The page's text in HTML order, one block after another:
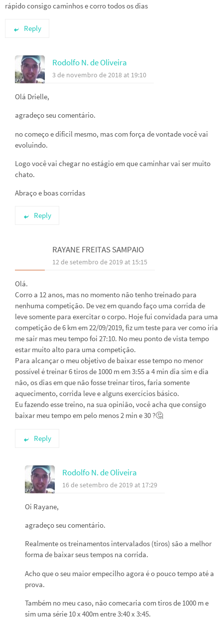
rápido consigo caminhos e corro todos os dias
Reply
Rodolfo N. de Oliveira
3 de novembro de 2018 at 19:10
Olá Drielle,
agradeço seu comentário.
no começo e dificil mesmo, mas com força de vontade você vai
evoluindo.
Logo você vai chegar no estágio em que caminhar vai ser muito
chato.
Abraço e boas corridas
Reply
RAYANE FREITAS SAMPAIO
12 de setembro de 2019 at 15:15
Olá.
Corro a 12 anos, mas no momento não tenho treinado para
nenhuma competição. De vez em quando faço uma corrida de
leve somente para exercitar o corpo. Hoje fui convidada para uma
competição de 6 km em 22/09/2019, fiz um teste para ver como iria
me sair mas meu tempo foi 27:10. No meu ponto de vista tempo
estar muito alto para uma competição.
Para alcançar o meu objetivo de baixar esse tempo no menor
possível é treinar 6 tiros de 1000 m em 3:55 a 4 min dia sim e dia
não, os dias em que não fosse treinar tiros, faria somente
aquecimento, corrida leve e alguns exercícios básico.
Eu fazendo esse treino, na sua opinião, você acha que consigo
baixar meu tempo em pelo menos 2 min e 30 ?🤔
Reply
Rodolfo N. de Oliveira
16 de setembro de 2019 at 17:29
Oi Rayane,
agradeço seu comentário.
Realmente os treinamentos intervalados (tiros) são a melhor
forma de baixar seus tempos na corrida.
Acho que o seu maior empecilho agora é o pouco tempo até a
prova.
Também no meu caso, não comecaria com tiros de 1000 m e
sim uma série 10 x 400m entre 3:40 x 3:45.